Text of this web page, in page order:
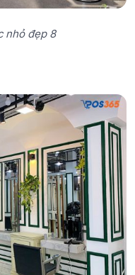
nhỏ đẹp 8